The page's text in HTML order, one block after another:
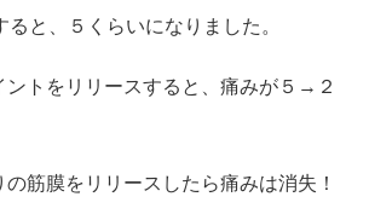
と、５くらいになりました。
ントをリリースすると、痛みが５→２
筋膜をリリースしたら痛みは消失！